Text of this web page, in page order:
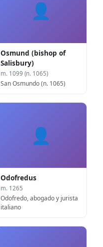
👤
Osmund (bishop of
Salisbury)
m. 1099 (n. 1065)
San Osmundo (n. 1065)
👤
Odofredus
m. 1265
Odofredo, abogado y jurista
italiano